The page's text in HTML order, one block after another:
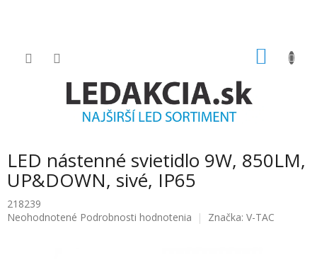
LED nástenné svietidlo 9W, 850LM,
UP&DOWN, sivé, IP65
218239
Priemerné
Neohodnotené Podrobnosti hodnotenia Značka: V-TAC